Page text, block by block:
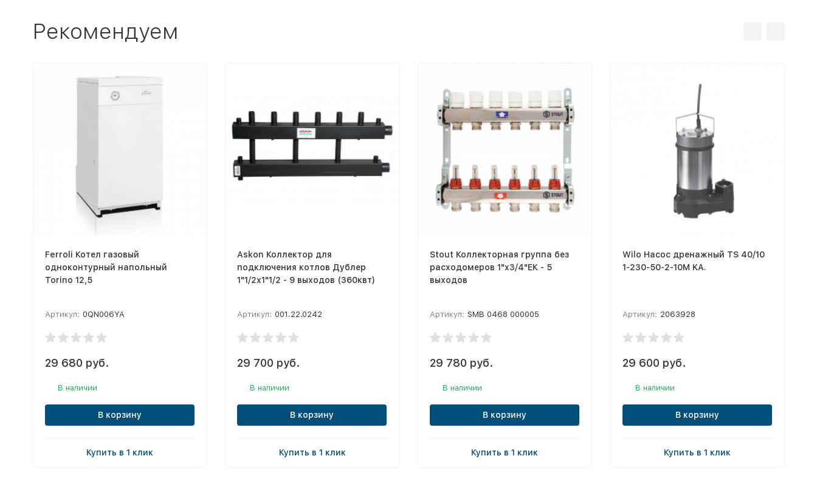
Рекомендуем
Ferroli Котел газовый
одноконтурный напольный
Torino 12,5
Артикул: 0QN006YA
29 680 руб.
В наличии
В корзину
Купить в 1 клик
Askon Коллектор для
подключения котлов Дублер
1"1/2х1"1/2 - 9 выходов (360квт)
Артикул: 001.22.0242
29 700 руб.
В наличии
В корзину
Купить в 1 клик
Stout Коллекторная группа без
расходомеров 1"x3/4"ЕК - 5
выходов
Артикул: SMB 0468 000005
29 780 руб.
В наличии
В корзину
Купить в 1 клик
Wilo Насос дренажный TS 40/10
1-230-50-2-10M KA.
Артикул: 2063928
29 600 руб.
В наличии
В корзину
Купить в 1 клик